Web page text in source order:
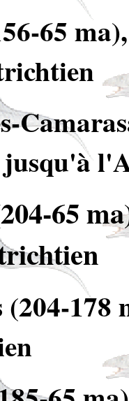
65
jusqu'à
65
(204-